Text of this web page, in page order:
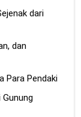
dari
dan
Para Pendaki